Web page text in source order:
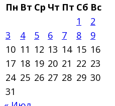
Пн Вт Ср Чт Пт Сб Вс
1
2
3
4 5 6 7 8
9
10 11 12 13 14 15 16
17 18 19 20 21 22 23
24 25 26 27 28 29 30
31